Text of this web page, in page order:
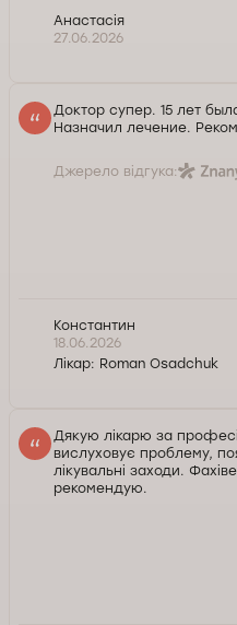
Анастасія
27.06.2026
Доктор супер. 15 лет
Назначил лечение.
Джерело відгука:
Константин
18.06.2026
Лікар: Roman Osadchuk
Дякую лікарю за
вислуховує проблему,
лікувальні заходи.
рекомендую.